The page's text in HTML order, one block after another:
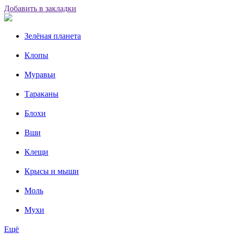
Добавить в закладки
Зелёная планета
Клопы
Муравьи
Тараканы
Блохи
Вши
Клещи
Крысы и мыши
Моль
Мухи
Ещё